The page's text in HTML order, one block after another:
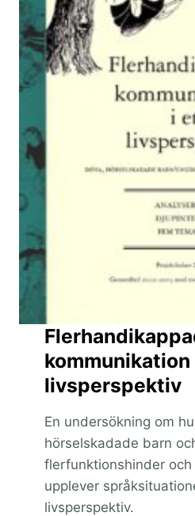
livsperspektiv
En undersökning om
hörselskadade barn
flerfunktionshinder
upplever
livsperspektiv.